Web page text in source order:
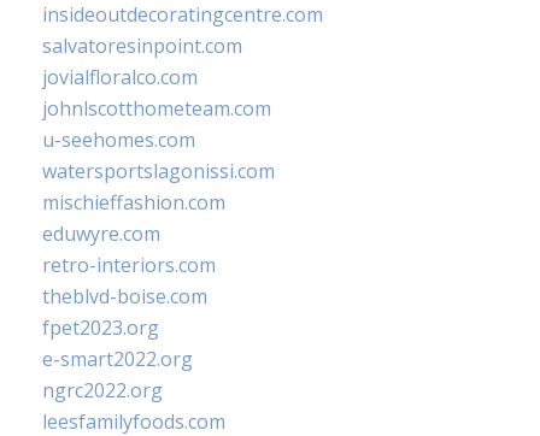
insideoutdecoratingcentre.com
salvatoresinpoint.com
jovialfloralco.com
johnlscotthometeam.com
u-seehomes.com
watersportslagonissi.com
mischieffashion.com
eduwyre.com
retro-interiors.com
theblvd-boise.com
fpet2023.org
e-smart2022.org
ngrc2022.org
leesfamilyfoods.com